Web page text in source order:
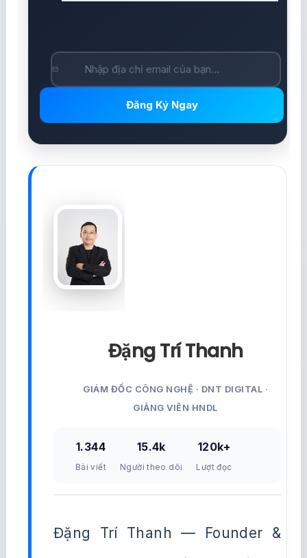
Đăng Ký Ngay
Đặng Trí Thanh
GIÁM ĐỐC CÔNG NGHỆ · DNT DIGITAL ·
GIẢNG VIÊN HNDL
1.344
Bài viết
15.4k
Người theo dõi
120k+
Lượt đọc
Đặng Trí Thanh — Founder &